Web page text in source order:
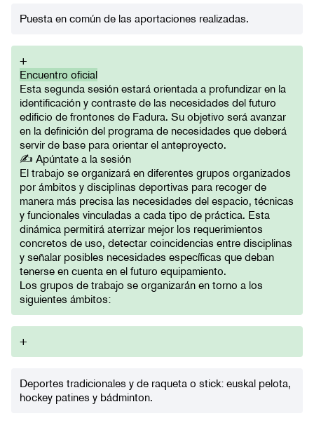
Puesta en común de las aportaciones realizadas.
+
Encuentro oficial
Esta segunda sesión estará orientada a profundizar en la
identificación y contraste de las necesidades del futuro
edificio de frontones de Fadura. Su objetivo será avanzar
en la definición del programa de necesidades que deberá
servir de base para orientar el anteproyecto.
✍️ Apúntate a la sesión
El trabajo se organizará en diferentes grupos organizados
por ámbitos y disciplinas deportivas para recoger de
manera más precisa las necesidades del espacio, técnicas
y funcionales vinculadas a cada tipo de práctica. Esta
dinámica permitirá aterrizar mejor los requerimientos
concretos de uso, detectar coincidencias entre disciplinas
y señalar posibles necesidades específicas que deban
tenerse en cuenta en el futuro equipamiento.
Los grupos de trabajo se organizarán en torno a los
siguientes ámbitos:
+
Deportes tradicionales y de raqueta o stick: euskal pelota,
hockey patines y bádminton.